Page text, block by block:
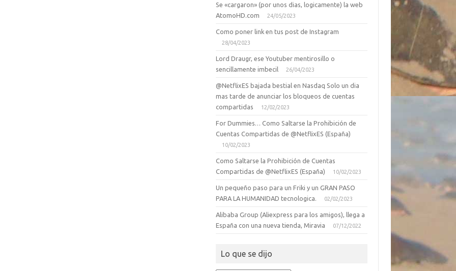
Se «cargaron» (por unos dias, logicamente) la web
AtomoHD.com
24/05/2023
Como poner link en tus post de Instagram
28/04/2023
Lord Draugr, ese Youtuber mentirosillo o
sencillamente imbecil
26/04/2023
@NetflixES bajada bestial en Nasdaq Solo un dia
mas tarde de anunciar los bloqueos de cuentas
compartidas
12/02/2023
For Dummies… Como Saltarse la Prohibición de
Cuentas Compartidas de @NetflixES (España)
10/02/2023
Como Saltarse la Prohibición de Cuentas
Compartidas de @NetflixES (España)
10/02/2023
Un pequeño paso para un Friki y un GRAN PASO
PARA LA HUMANIDAD tecnologica.
02/02/2023
Alibaba Group (Aliexpress para los amigos), llega a
España con una nueva tienda, Miravia
07/12/2022
Lo que se dijo